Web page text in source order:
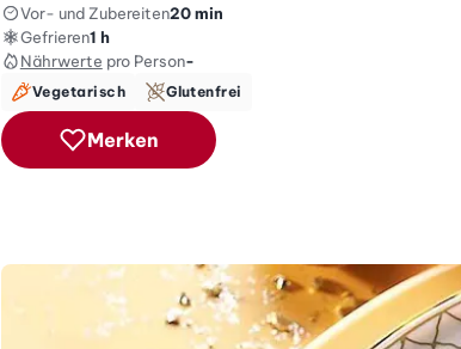
Vor- und Zubereiten20 min
Gefrieren1 h
Nährwerte pro Person-
Vegetarisch Glutenfrei
Merken